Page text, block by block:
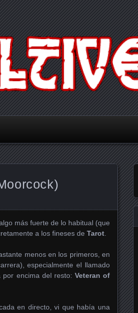
más fuerte de lo habitual (que
a los fineses de Tarot
menos en los primeros, en
especialmente el llamado
encima del resto: Veteran of
en directo, vi que había una